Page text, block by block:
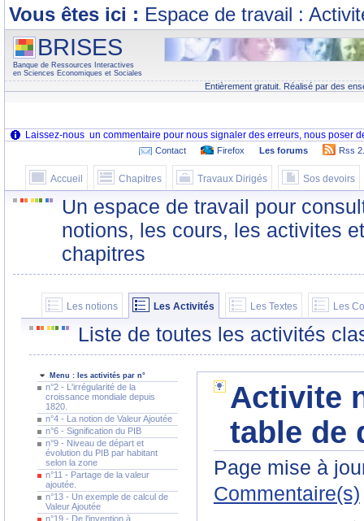
Vous êtes ici : Espace de travail :
BRISES
Banque de Ressources Interactives
en Sciences Economiques et Sociales
Entièrement gratuit. Réalisé par des
Contact Firefox Les forums Rss
Accueil Chapitres Travaux Dirigés Sos devoirs
Un espace de travail pour
notions, les cours, les activites
chapitres
Les notions Les Activités Les Textes Les
Liste de toutes les activités
Menu : les activités par n°
n°2 - L'irrégularité de la
croissance mondiale depuis
1820.
n°4 - La notion de Valeur Ajoutée
n°6 - Signification du PIB
n°9 - Niveau de départ et
évolution du PIB par habitant
selon la zone
n°11 - Partage de la valeur
ajoutée.
n°13 - Un exemple de calcul de
Valeur Ajoutée
n°19 - De l'invention à
Activite
table de
Page mise à
Commentaire(s)